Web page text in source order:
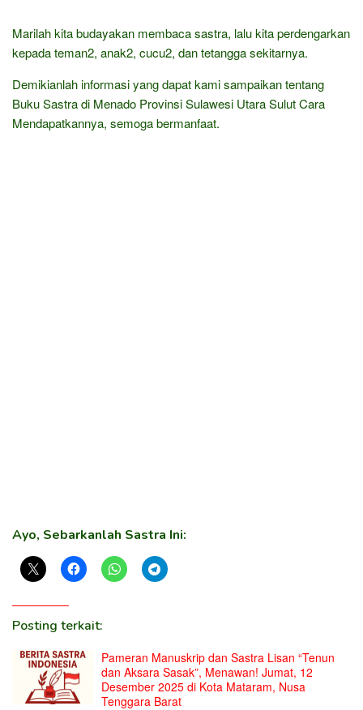
Marilah kita budayakan membaca sastra, lalu kita perdengarkan
kepada teman2, anak2, cucu2, dan tetangga sekitarnya.
Demikianlah informasi yang dapat kami sampaikan tentang
Buku Sastra di Menado Provinsi Sulawesi Utara Sulut Cara
Mendapatkannya, semoga bermanfaat.
Ayo, Sebarkanlah Sastra Ini:
Posting terkait:
Pameran Manuskrip dan Sastra Lisan “Tenun
dan Aksara Sasak”, Menawan! Jumat, 12
Desember 2025 di Kota Mataram, Nusa
Tenggara Barat